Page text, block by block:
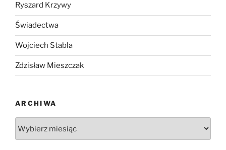
Ryszard Krzywy
Świadectwa
Wojciech Stabla
Zdzisław Mieszczak
ARCHIWA